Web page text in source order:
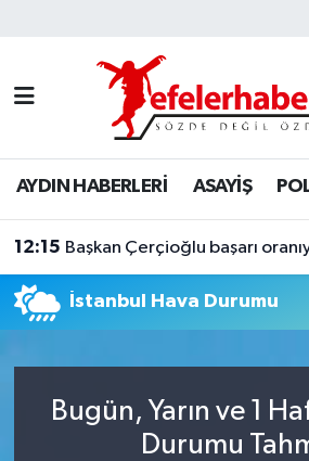
AYDIN HABERLERİ ASAYİŞ
12:15 Başkan Çerçioğlu başarı
İstanbul Hava Durumu
Bugün, Yarın ve 1
Durumu
Nöbetçi Eczaneler
Hava Durumu
Aydin Namaz Vakitleri
Trafik Durumu
Süper Lig Puan Durumu ve
Son Dakika Haberleri